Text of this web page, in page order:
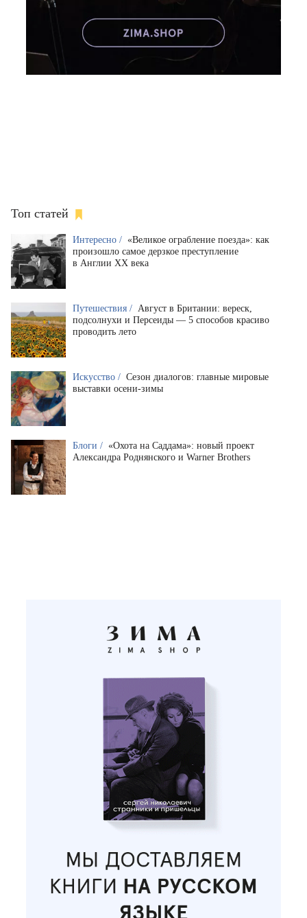
Топ статей
Интересно / «Великое ограбление поезда»: как
произошло самое дерзкое преступление
в Англии XX века
Путешествия / Август в Британии: вереск,
подсолнухи и Персеиды — 5 способов красиво
проводить лето
Искусство / Сезон диалогов: главные мировые
выставки осени-зимы
Блоги / «Охота на Саддама»: новый проект
Александра Роднянского и Warner Brothers